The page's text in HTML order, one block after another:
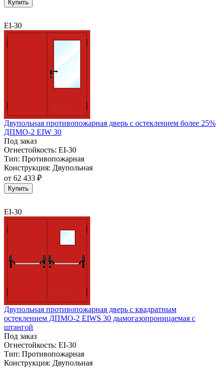
Купить
EI-30
Двупольная противопожарная дверь с остеклением более 25%
ДПМО-2 EIW 30
Под заказ
Огнестойкость: EI-30
Тип: Противопожарная
Конструкция: Двупольная
от 62 433 ₽
Купить
EI-30
Двупольная противопожарная дверь с квадратным
остеклением ДПМО-2 EIWS 30 дымогазопроницаемая с
штангой
Под заказ
Огнестойкость: EI-30
Тип: Противопожарная
Конструкция: Двупольная